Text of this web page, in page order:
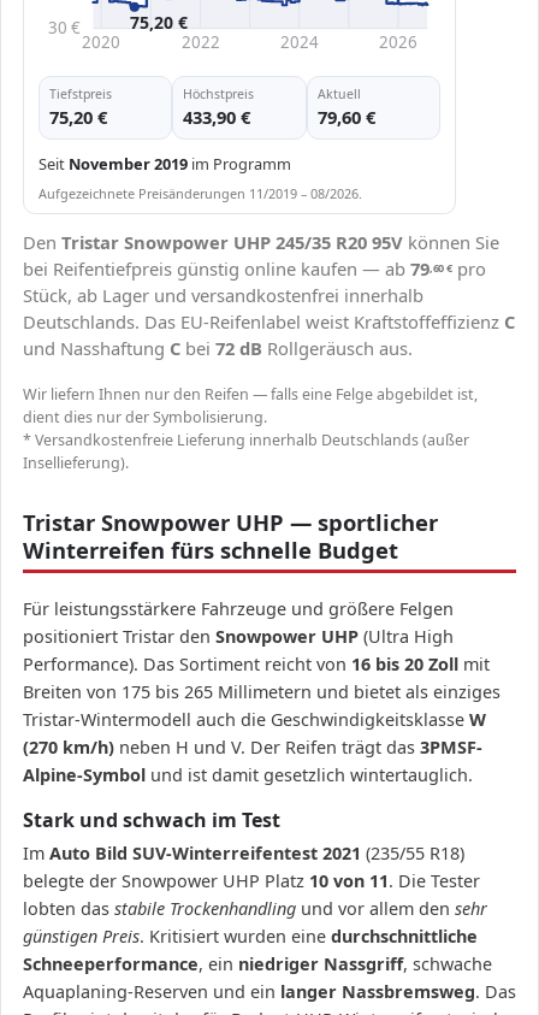
30 €
2020 2022 2024 2026
75,20 €
Tiefstpreis
75,20 €
Höchstpreis
433,90 €
Aktuell
79,60 €
Seit November 2019 im Programm
Aufgezeichnete Preisänderungen 11/2019 – 08/2026.
Den Tristar Snowpower UHP 245/35 R20 95V können Sie
bei Reifentiefpreis günstig online kaufen — ab 79,60€ pro
Stück, ab Lager und versandkostenfrei innerhalb
Deutschlands. Das EU-Reifenlabel weist Kraftstoffeffizienz C
und Nasshaftung C bei 72 dB Rollgeräusch aus.
Wir liefern Ihnen nur den Reifen — falls eine Felge abgebildet ist,
dient dies nur der Symbolisierung.
* Versandkostenfreie Lieferung innerhalb Deutschlands (außer
Insellieferung).
Tristar Snowpower UHP — sportlicher
Winterreifen fürs schnelle Budget
Für leistungsstärkere Fahrzeuge und größere Felgen
positioniert Tristar den Snowpower UHP (Ultra High
Performance). Das Sortiment reicht von 16 bis 20 Zoll mit
Breiten von 175 bis 265 Millimetern und bietet als einziges
Tristar-Wintermodell auch die Geschwindigkeitsklasse W
(270 km/h) neben H und V. Der Reifen trägt das 3PMSF-
Alpine-Symbol und ist damit gesetzlich wintertauglich.
Stark und schwach im Test
Im Auto Bild SUV-Winterreifentest 2021 (235/55 R18)
belegte der Snowpower UHP Platz 10 von 11. Die Tester
lobten das stabile Trockenhandling und vor allem den sehr
günstigen Preis. Kritisiert wurden eine durchschnittliche
Schneeperformance, ein niedriger Nassgriff, schwache
Aquaplaning-Reserven und ein langer Nassbremsweg. Das